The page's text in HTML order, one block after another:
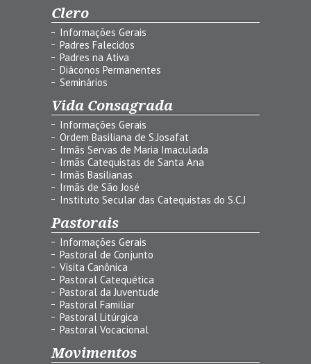
Clero
Informações Gerais
Padres Falecidos
Padres na Ativa
Diáconos Permanentes
Seminários
Vida Consagrada
Informações Gerais
Ordem Basiliana de S.Josafat
Irmãs Servas de Maria Imaculada
Irmãs Catequistas de Santa Ana
Irmãs Basilianas
Irmãs de São José
Instituto Secular das Catequistas do S.C.J
Pastorais
Informações Gerais
Pastoral de Conjunto
Visita Canônica
Pastoral Catequética
Pastoral da Juventude
Pastoral Familiar
Pastoral Litúrgica
Pastoral Vocacional
Movimentos